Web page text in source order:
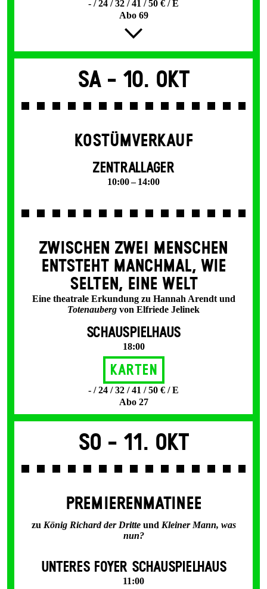
- / 24 / 32 / 41 / 50 € / E
Abo 69
Sa - 10. Okt
KOSTÜMVERKAUF
ZENTRALLAGER
10:00 – 14:00
ZWISCHEN ZWEI MENSCHEN
ENT­STEHT MANCH­MAL, WIE
SELTEN, EINE WELT
Eine theatrale Erkundung zu Hannah Arendt und
Totenauberg von Elfriede Jelinek
SCHAUSPIELHAUS
18:00
Karten
- / 24 / 32 / 41 / 50 € / E
Abo 27
So - 11. Okt
PREMIERENMATINEE
zu König Richard der Dritte und Kleiner Mann, was
nun?
UNTERES FOYER SCHAUSPIELHAUS
11:00